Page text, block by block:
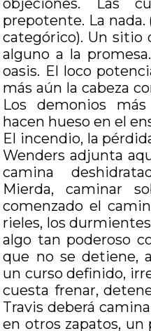
objeciones. Las
prepotente. La nada.
categórico). Un sitio
alguno a la
oasis. El loco
más aún la cabeza
Los demonios
hacen hueso en el
El incendio, la
Wenders adjunta
camina
Mierda, caminar
comenzado el
rieles, los
algo tan poderoso
que no se detiene,
un curso definido,
cuesta frenar,
Travis deberá
en otros zapatos,